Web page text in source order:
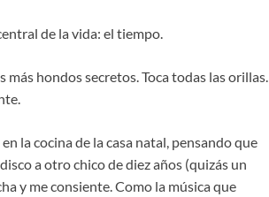
de la vida: el tiempo.
más hondos secretos. Toca todas las orillas.
en la cocina de la casa natal, pensando que
a otro chico de diez años (quizás un
y me consiente. Como la música que